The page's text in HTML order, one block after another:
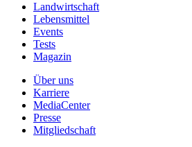
Landwirtschaft
Lebensmittel
Events
Tests
Magazin
Über uns
Karriere
MediaCenter
Presse
Mitgliedschaft